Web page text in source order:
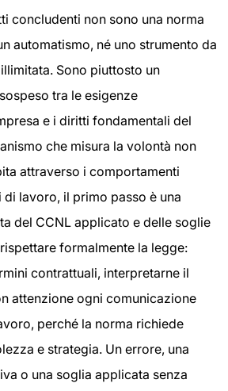
concludenti non sono una norma
automatismo, né uno strumento da
Sono piuttosto un
tra le esigenze
e i diritti fondamentali del
che misura la volontà non
attraverso i comportamenti
lavoro, il primo passo è una
del CCNL applicato e delle soglie
formalmente la legge:
contrattuali, interpretarne il
attenzione ogni comunicazione
perché la norma richiede
e strategia. Un errore, una
o una soglia applicata senza